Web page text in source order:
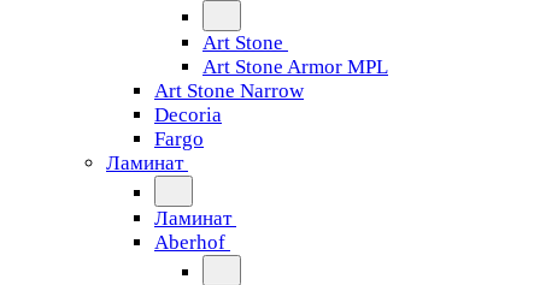
Art Stone
Art Stone Armor MPL
Art Stone Narrow
Decoria
Fargo
Ламинат
Ламинат
Aberhof